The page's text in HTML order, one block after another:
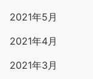
2021年5月
2021年4月
2021年3月